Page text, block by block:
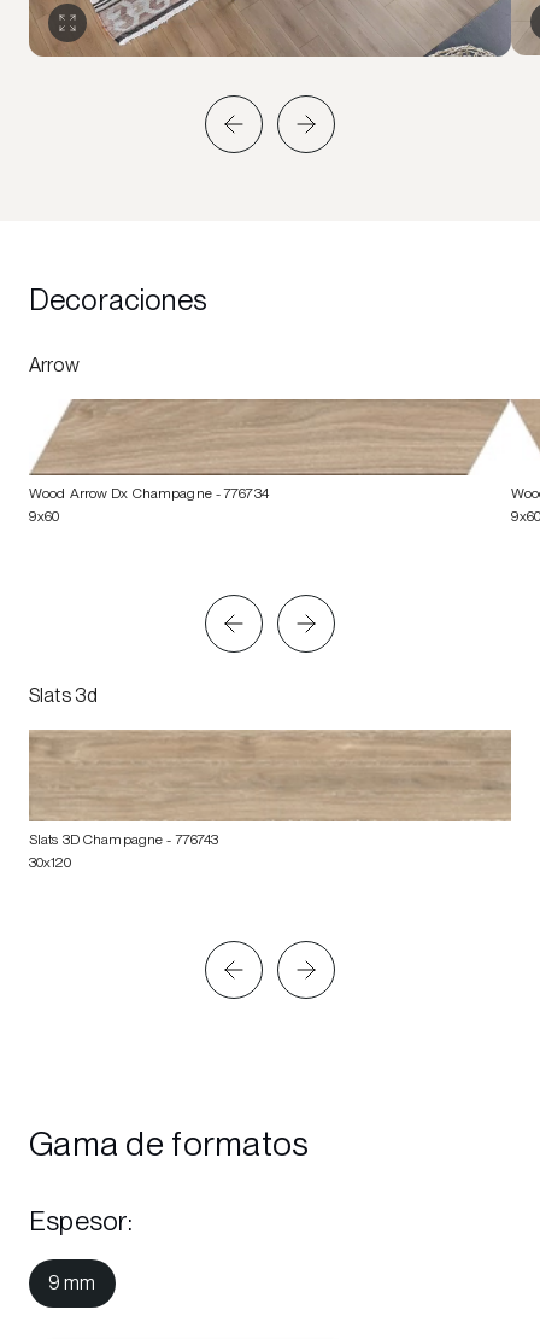
Decoraciones
Arrow
Wood Arrow Dx Champagne- 776734
9x60
Slats 3d
Slats 3D Champagne - 776743
30x120
Gama de formatos
Espesor:
9 mm